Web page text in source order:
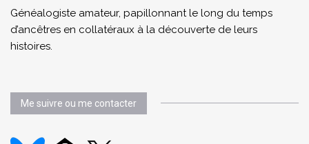
Généalogiste amateur, papillonnant le long du temps
d’ancêtres en collatéraux à la découverte de leurs
histoires.
Me suivre ou me contacter